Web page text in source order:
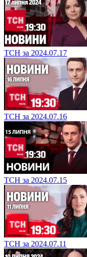
ТСН за 2024.07.17
ТСН за 2024.07.16
ТСН за 2024.07.15
ТСН за 2024.07.11